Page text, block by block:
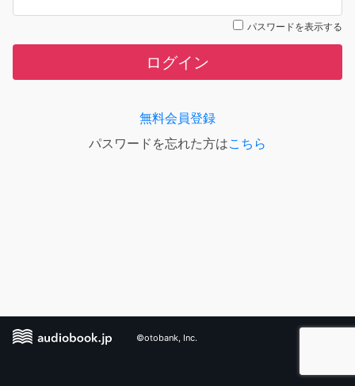
パスワードを表示する
ログイン
無料会員登録
パスワードを忘れた方はこちら
©otobank, Inc.